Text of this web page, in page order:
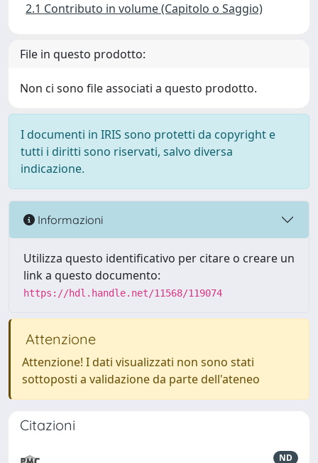
2.1 Contributo in volume (Capitolo o Saggio)
File in questo prodotto:
Non ci sono file associati a questo prodotto.
I documenti in IRIS sono protetti da copyright e
tutti i diritti sono riservati, salvo diversa
indicazione.
Informazioni
Utilizza questo identificativo per citare o creare un
link a questo documento:
https://hdl.handle.net/11568/119074
Attenzione
Attenzione! I dati visualizzati non sono stati
sottoposti a validazione da parte dell'ateneo
Citazioni
ND